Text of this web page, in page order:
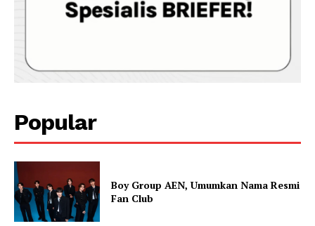
Popular
Boy Group AEN, Umumkan Nama Resmi
Fan Club